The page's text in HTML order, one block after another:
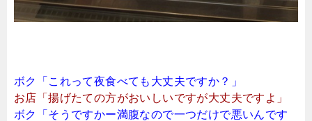
ボク「これって夜食べても大丈夫ですか？」
お店「揚げたての方がおいしいですが大丈夫ですよ」
ボク「そうですかー満腹なので一つだけで悪いんです